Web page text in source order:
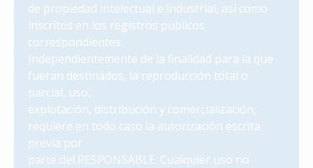
de propiedad intelectual e industrial, así como
inscritos en los registros públicos
correspondientes.
Independientemente de la finalidad para la que
fueran destinados, la reproducción total o
parcial, uso,
explotación, distribución y comercialización,
requiere en todo caso la autorización escrita
previa por
parte del RESPONSABLE. Cualquier uso no